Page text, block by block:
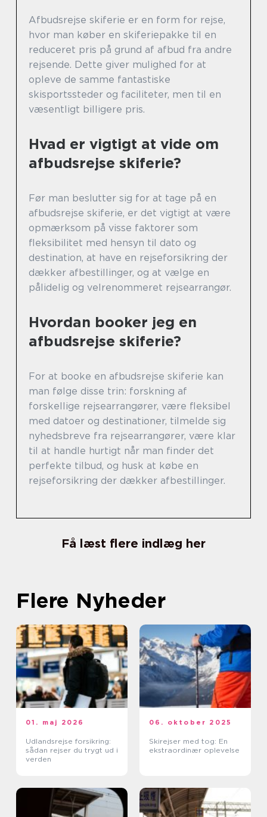
Afbudsrejse skiferie er en form for rejse,
hvor man køber en skiferiepakke til en
reduceret pris på grund af afbud fra andre
rejsende. Dette giver mulighed for at
opleve de samme fantastiske
skisportssteder og faciliteter, men til en
væsentligt billigere pris.
Hvad er vigtigt at vide om
afbudsrejse skiferie?
Før man beslutter sig for at tage på en
afbudsrejse skiferie, er det vigtigt at være
opmærksom på visse faktorer som
fleksibilitet med hensyn til dato og
destination, at have en rejseforsikring der
dækker afbestillinger, og at vælge en
pålidelig og velrenommeret rejsearrangør.
Hvordan booker jeg en
afbudsrejse skiferie?
For at booke en afbudsrejse skiferie kan
man følge disse trin: forskning af
forskellige rejsearrangører, være fleksibel
med datoer og destinationer, tilmelde sig
nyhedsbreve fra rejsearrangører, være klar
til at handle hurtigt når man finder det
perfekte tilbud, og husk at købe en
rejseforsikring der dækker afbestillinger.
Få læst flere indlæg her
Flere Nyheder
01. maj 2026
Udlandsrejse forsikring:
sådan rejser du trygt ud i
verden
06. oktober 2025
Skirejser med tog: En
ekstraordinær oplevelse